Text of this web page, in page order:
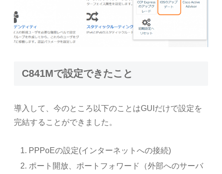
C841Mで設定できたこと
導入して、今のところ以下のことはGUIだけで設定を
完結することができました。
PPPoEの設定(インターネットへの接続)
ポート開放、ポートフォワード（外部へのサーバ